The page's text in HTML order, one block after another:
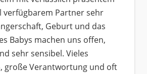
verfügbarem Partner sehr
Geburt und das
Babys machen uns offen,
sehr sensibel. Vieles
große Verantwortung und oft